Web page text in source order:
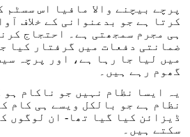
پرچے بیچنے والا مافیا اس
کرتا ہے جو بدعنوانی کے خلاف
ہی مجرم سمجھتی ہے۔ احتجاج
ضمانتی دفعات میں گرفتار کیا
میں لیا جا رہا ہے، اور پرچہ
گھوم رہے ہیں۔
یہ ایسا نظام نہیں جو ناکام ہو
نظام ہے جو بالکل ویسے ہی کام
ڈیزائن کیا گیا تھا- ان لوگوں
سکتے ہیں۔